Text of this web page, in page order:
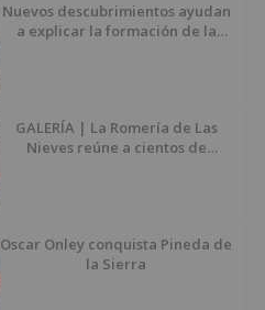
Nuevos descubrimientos ayudan
a explicar la formación de la
GALERÍA | La Romería de Las
Nieves reúne a cientos de
Oscar Onley conquista Pineda de
la Sierra